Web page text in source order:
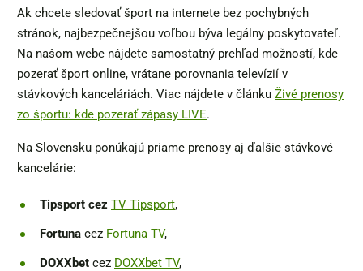
Ak chcete sledovať šport na internete bez pochybných
stránok, najbezpečnejšou voľbou býva legálny poskytovateľ.
Na našom webe nájdete samostatný prehľad možností, kde
pozerať šport online, vrátane porovnania televízií v
stávkových kanceláriách. Viac nájdete v článku Živé prenosy
zo športu: kde pozerať zápasy LIVE.
Na Slovensku ponúkajú priame prenosy aj ďalšie stávkové
kancelárie:
Tipsport cez TV Tipsport,
Fortuna cez Fortuna TV,
DOXXbet cez DOXXbet TV,